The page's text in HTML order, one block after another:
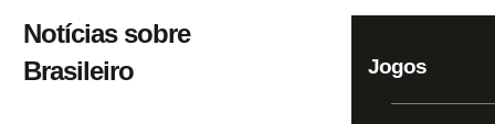
Notícias sobre
Brasileiro
Jogos